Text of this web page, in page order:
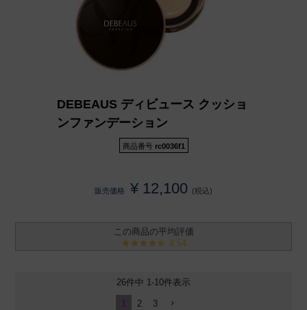
DEBEAUS ディビュース クッショ
ンファンデーション
商品番号 rc0036f1
販売価格 ¥ 12,100 税込
4.54
26件中 1-10件表示
1 2 3